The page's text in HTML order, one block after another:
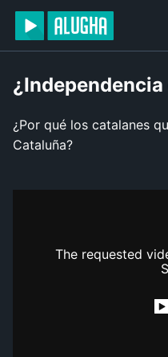
¿Por qué los catalanes
Cataluña?
The requested